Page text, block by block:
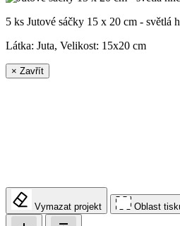
5 ks Jutové sáčky 15 x 20 cm - světlá
Látka: Juta, Velikost: 15x20 cm
× Zavřít
Vymazat projekt Oblast